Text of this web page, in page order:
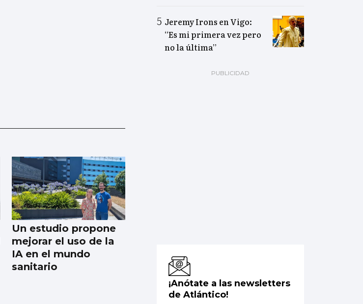
Un estudio propone
mejorar el uso de la
IA en el mundo
sanitario
Jeremy Irons en Vigo:
“Es mi primera vez pero
no la última”
¡Anótate a las newsletters
de Atlántico!